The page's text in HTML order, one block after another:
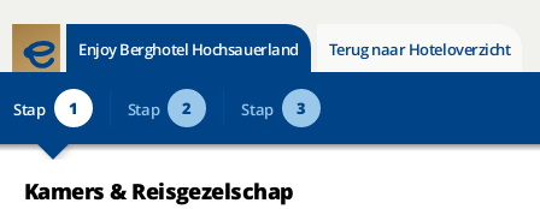
Enjoy Berghotel Hochsauerland Terug naar Hoteloverzicht
Stap 1 Stap 2 Stap 3
Kamers & Reisgezelschap